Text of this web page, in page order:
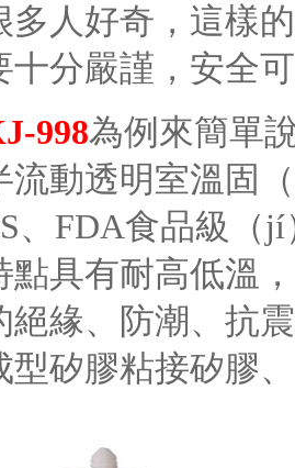
多人好奇，這樣
十分嚴謹，安全
998為例來簡單
流動透明室溫固
、FDA食品級
點具有耐高低溫
絕緣、防潮、抗
型矽膠粘接矽膠